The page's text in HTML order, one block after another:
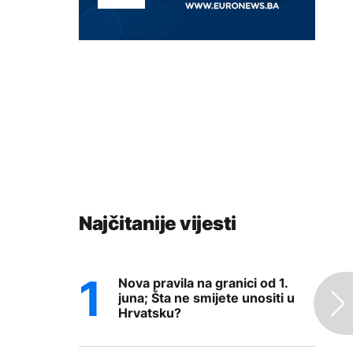
Najčitanije vijesti
Nova pravila na granici od 1.
juna; Šta ne smijete unositi u
Hrvatsku?